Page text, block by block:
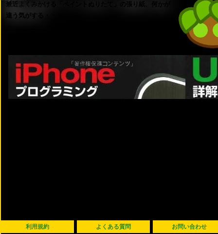
最近よくみかける「ペイントぬりたて」の張り紙、何かが
違う気がする・・・
利用規約 よくある質問 お問い合わせ